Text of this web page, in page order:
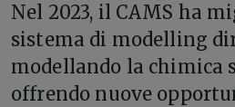
Nel 2023, il CAMS ha
sistema di modelling
modellando la chimica
offrendo nuove